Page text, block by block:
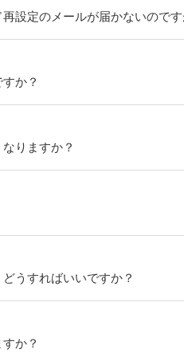
設定のメールが届かないので
か？
りますか？
うすればいいですか？
か？